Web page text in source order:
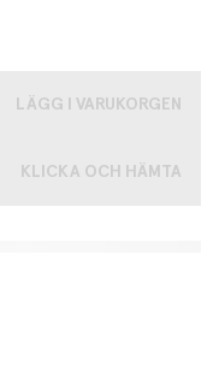
LÄGG I VARUKORGEN
KLICKA OCH HÄMTA